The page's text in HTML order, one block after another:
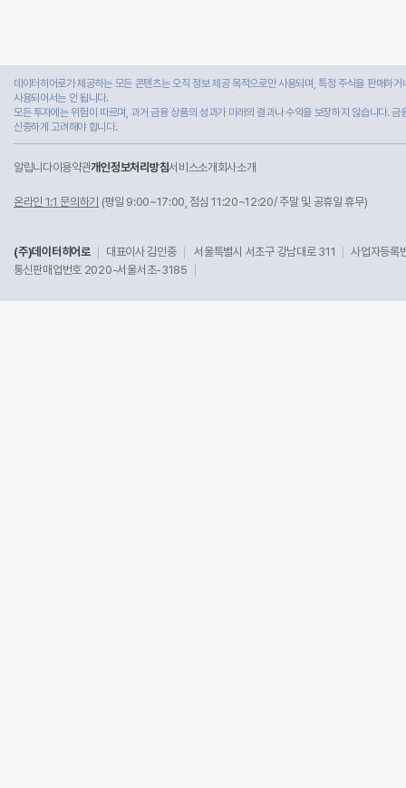
데이터히어로가 제공하는 모든 콘텐츠는 오직 정보 제공 목적으로만 사용되며, 특정 주식을 판매하
사용되어서는 안 됩니다.
모든 투자에는 위험이 따르며, 과거 금융 상품의 성과가 미래의 결과나 수익을 보장하지 않습니다.
신중하게 고려해야 합니다.
알립니다이용약관개인정보처리방침서비스소개 회사소개
온라인 1:1 문의하기 (평일 9:00~17:00, 점심 11:20~12:20/ 주말 및 공휴일 휴무)
(주)데이터히어로 대표이사 김인중 서울특별시 서초구 강남대로 311
사업자등
통신판매업번호 2020-서울서초-3185